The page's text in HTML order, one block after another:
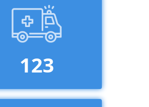
123